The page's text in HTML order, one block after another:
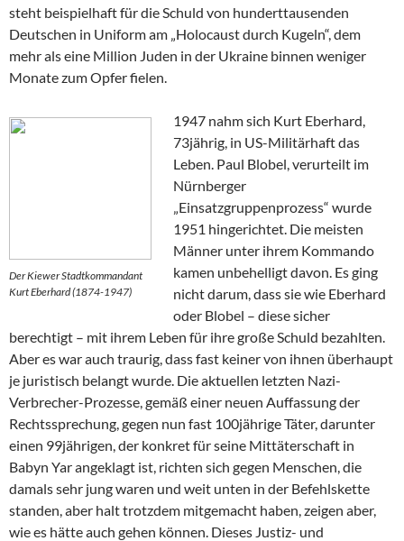
steht beispielhaft für die Schuld von hunderttausenden
Deutschen in Uniform am „Holocaust durch Kugeln“, dem
mehr als eine Million Juden in der Ukraine binnen weniger
Monate zum Opfer fielen.
Der Kiewer Stadtkommandant
Kurt Eberhard (1874-1947)
1947 nahm sich Kurt Eberhard,
73jährig, in US-Militärhaft das
Leben. Paul Blobel, verurteilt im
Nürnberger
„Einsatzgruppenprozess“ wurde
1951 hingerichtet. Die meisten
Männer unter ihrem Kommando
kamen unbehelligt davon. Es ging
nicht darum, dass sie wie Eberhard
oder Blobel – diese sicher
berechtigt – mit ihrem Leben für ihre große Schuld bezahlten.
Aber es war auch traurig, dass fast keiner von ihnen überhaupt
je juristisch belangt wurde. Die aktuellen letzten Nazi-
Verbrecher-Prozesse, gemäß einer neuen Auffassung der
Rechtssprechung, gegen nun fast 100jährige Täter, darunter
einen 99jährigen, der konkret für seine Mittäterschaft in
Babyn Yar angeklagt ist, richten sich gegen Menschen, die
damals sehr jung waren und weit unten in der Befehlskette
standen, aber halt trotzdem mitgemacht haben, zeigen aber,
wie es hätte auch gehen können. Dieses Justiz- und